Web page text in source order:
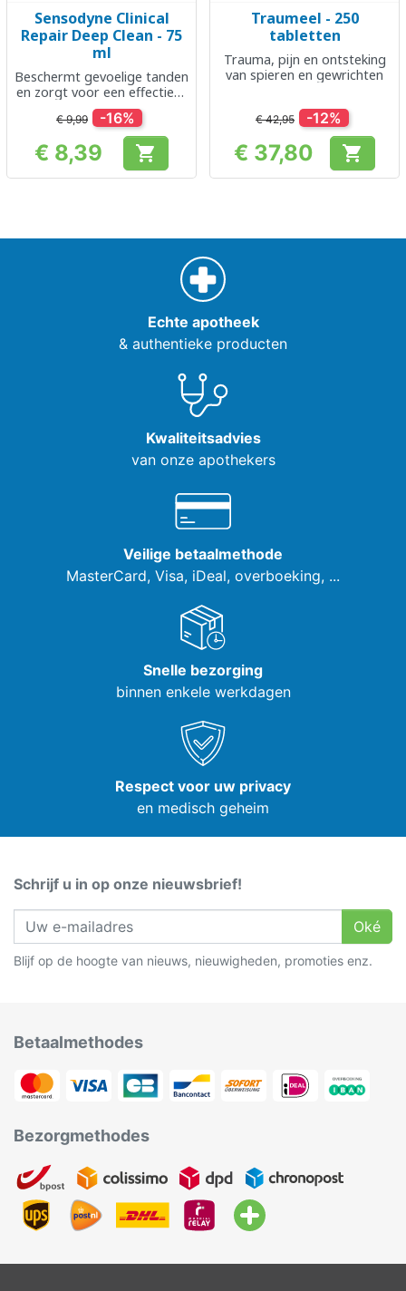
Sensodyne Clinical
Repair Deep Clean - 75
ml
Beschermt gevoelige tanden
en zorgt voor een effectieve
reiniging
€ 9,99 -16%
Prijs
€ 8,39 
Traumeel - 250
tabletten
Trauma, pijn en ontsteking
van spieren en gewrichten
€ 42,95 -12%
Prijs
€ 37,80 
Echte apotheek
& authentieke producten
Kwaliteitsadvies
van onze apothekers
Veilige betaalmethode
MasterCard, Visa, iDeal, overboeking, ...
Snelle bezorging
binnen enkele werkdagen
Respect voor uw privacy
en medisch geheim
Schrijf u in op onze nieuwsbrief!
Oké
Blijf op de hoogte van nieuws, nieuwigheden, promoties enz.
Betaalmethodes
Bezorgmethodes